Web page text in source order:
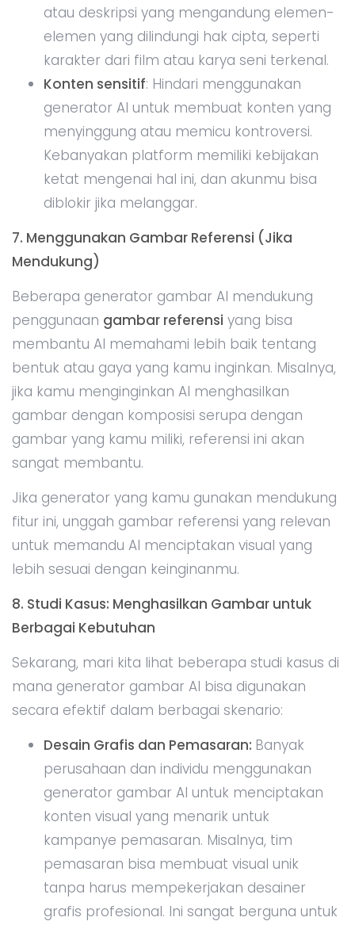
atau deskripsi yang mengandung elemen-
elemen yang dilindungi hak cipta, seperti
karakter dari film atau karya seni terkenal.
Konten sensitif: Hindari menggunakan
generator AI untuk membuat konten yang
menyinggung atau memicu kontroversi.
Kebanyakan platform memiliki kebijakan
ketat mengenai hal ini, dan akunmu bisa
diblokir jika melanggar.
7. Menggunakan Gambar Referensi (Jika
Mendukung)
Beberapa generator gambar AI mendukung
penggunaan gambar referensi yang bisa
membantu AI memahami lebih baik tentang
bentuk atau gaya yang kamu inginkan. Misalnya,
jika kamu menginginkan AI menghasilkan
gambar dengan komposisi serupa dengan
gambar yang kamu miliki, referensi ini akan
sangat membantu.
Jika generator yang kamu gunakan mendukung
fitur ini, unggah gambar referensi yang relevan
untuk memandu AI menciptakan visual yang
lebih sesuai dengan keinginanmu.
8. Studi Kasus: Menghasilkan Gambar untuk
Berbagai Kebutuhan
Sekarang, mari kita lihat beberapa studi kasus di
mana generator gambar AI bisa digunakan
secara efektif dalam berbagai skenario:
Desain Grafis dan Pemasaran: Banyak
perusahaan dan individu menggunakan
generator gambar AI untuk menciptakan
konten visual yang menarik untuk
kampanye pemasaran. Misalnya, tim
pemasaran bisa membuat visual unik
tanpa harus mempekerjakan desainer
grafis profesional. Ini sangat berguna untuk